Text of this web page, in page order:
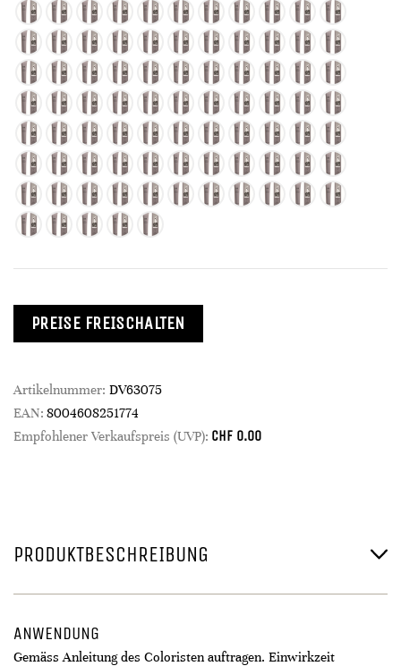
PREISE FREISCHALTEN
Artikelnummer: DV63075
EAN: 8004608251774
Empfohlener Verkaufspreis (UVP): CHF 0.00
PRODUKTBESCHREIBUNG
ANWENDUNG
Gemäss Anleitung des Coloristen auftragen. Einwirkzeit